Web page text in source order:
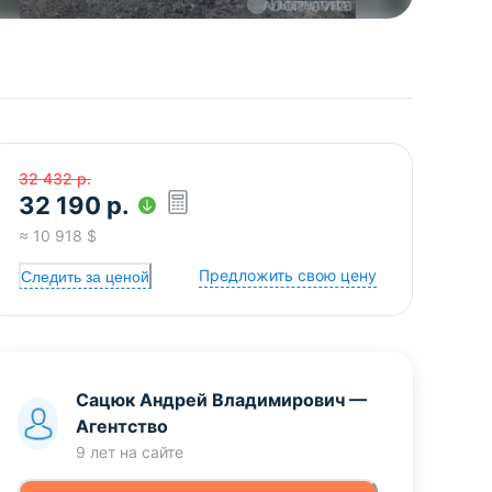
32 432 р.
32 190 р.
≈ 10 918 $
Следить за ценой Предложить свою цену
Сацюк Андрей Владимирович —
Агентство
9 лет на сайте